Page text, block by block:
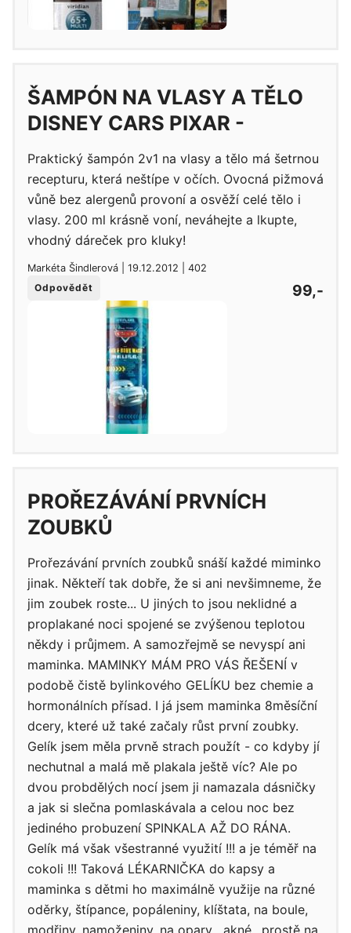
ŠAMPÓN NA VLASY A TĚLO
DISNEY CARS PIXAR -
Praktický šampón 2v1 na vlasy a tělo má šetrnou
recepturu, která neštípe v očích. Ovocná pižmová
vůně bez alergenů provoní a osvěží celé tělo i
vlasy. 200 ml krásně voní, neváhejte a lkupte,
vhodný dáreček pro kluky!
Markéta Šindlerová | 19.12.2012 | 402
Odpovědět
99,-
PROŘEZÁVÁNÍ PRVNÍCH
ZOUBKŮ
Prořezávání prvních zoubků snáší každé miminko
jinak. Někteří tak dobře, že si ani nevšimneme, že
jim zoubek roste... U jiných to jsou neklidné a
proplakané noci spojené se zvýšenou teplotou
někdy i průjmem. A samozřejmě se nevyspí ani
maminka. MAMINKY MÁM PRO VÁS ŘEŠENÍ v
podobě čistě bylinkového GELÍKU bez chemie a
hormonálních přísad. I já jsem maminka 8měsíční
dcery, které už také začaly růst první zoubky.
Gelík jsem měla prvně strach použít - co kdyby jí
nechutnal a malá mě plakala ještě víc? Ale po
dvou probdělých nocí jsem ji namazala dásničky
a jak si slečna pomlaskávala a celou noc bez
jediného probuzení SPINKALA AŽ DO RÁNA.
Gelík má však všestranné využití !!! a je téměř na
cokoli !!! Taková LÉKARNIČKA do kapsy a
maminka s dětmi ho maximálně využije na různé
oděrky, štípance, popáleniny, klíštata, na boule,
modřiny, namoženiny, na opary , akné ..prostě na